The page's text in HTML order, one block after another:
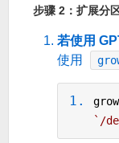
步骤 2：扩展分
若使用
使用
`/